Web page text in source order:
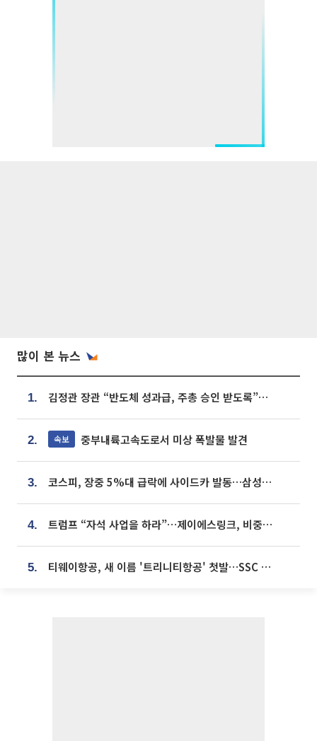
많이 본 뉴스
1. 김정관 장관 “반도체 성과급, 주총 승인 받도록”…상법·자본시장법 개정 시사
2. 속보 중부내륙고속도로서 미상 폭발물 발견
3. 코스피, 장중 5%대 급락에 사이드카 발동…삼성·SK 동반 폭락
4. 트럼프 “자석 사업을 하라”…제이에스링크, 비중국 영구자석 공급망 구축 속도
5. 티웨이항공, 새 이름 '트리니티항공' 첫발…SSC 전략 본격화